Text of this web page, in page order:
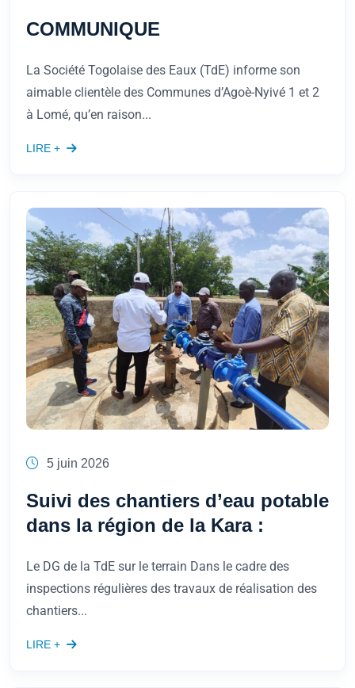
COMMUNIQUE
La Société Togolaise des Eaux (TdE) informe son
aimable clientèle des Communes d’Agoè-Nyivé 1 et 2
à Lomé, qu’en raison...
LIRE +
5 juin 2026
Suivi des chantiers d’eau potable
dans la région de la Kara :
Le DG de la TdE sur le terrain Dans le cadre des
inspections régulières des travaux de réalisation des
chantiers...
LIRE +